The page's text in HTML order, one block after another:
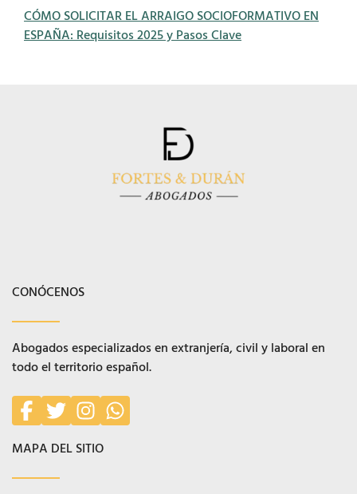
CÓMO SOLICITAR EL ARRAIGO SOCIOFORMATIVO EN
ESPAÑA: Requisitos 2025 y Pasos Clave
CONÓCENOS
Abogados especializados en extranjería, civil y laboral en
todo el territorio español.
MAPA DEL SITIO